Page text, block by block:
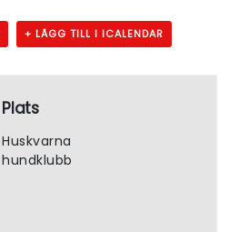
+ LÄGG TILL I ICALENDAR
Plats
Huskvarna
hundklubb